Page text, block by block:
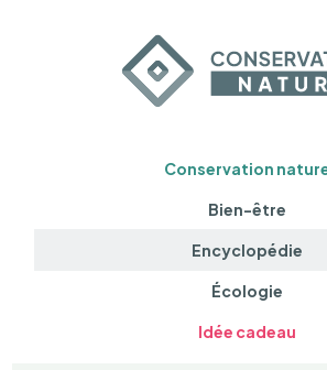
Conservation
Bien-être
Encyclopédie
Écologie
Idée cadeau